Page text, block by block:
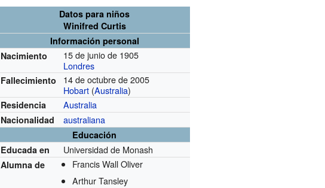
Datos para niños
Winifred Curtis
Información personal
Nacimiento
15 de junio de 1905
Londres
Fallecimiento
14 de octubre de 2005
Hobart (Australia)
Residencia Australia
Nacionalidad australiana
Educación
Educada en
Universidad de Monash
Alumna de
Francis Wall Oliver
Arthur Tansley